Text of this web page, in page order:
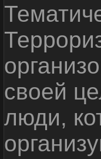
своей
люди,